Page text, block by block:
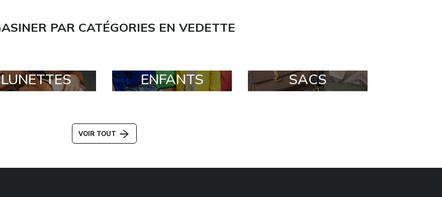
PAR CATÉGORIES EN VEDETTE
LUNETTES ENFANTS SACS
VOIR TOUT